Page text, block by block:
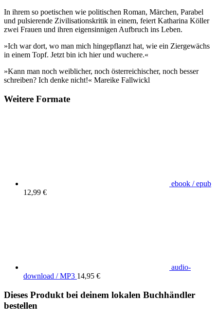
In ihrem so poetischen wie politischen Roman, Märchen, Parabel
und pulsierende Zivilisationskritik in einem, feiert Katharina Köller
zwei Frauen und ihren eigensinnigen Aufbruch ins Leben.
»Ich war dort, wo man mich hingepflanzt hat, wie ein Ziergewächs
in einem Topf. Jetzt bin ich hier und wuchere.«
»Kann man noch weiblicher, noch österreichischer, noch besser
schreiben? Ich denke nicht!« Mareike Fallwickl
Weitere Formate
ebook / epub
12,99 €
audio-
download / MP3 14,95 €
Dieses Produkt bei deinem lokalen Buchhändler
bestellen